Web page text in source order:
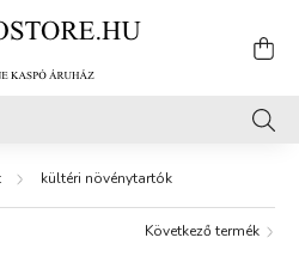
kültéri növénytartók
Következő termék